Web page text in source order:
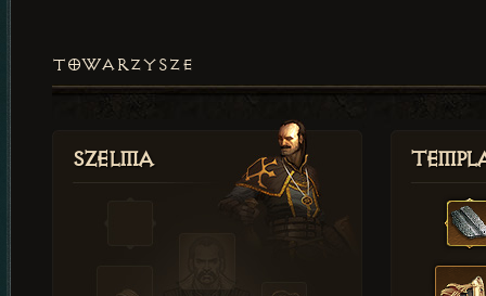
TOWARZYSZE
Szelma